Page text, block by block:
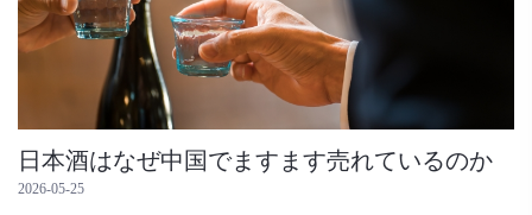
日本酒はなぜ中国でますます売れているのか
2026-05-25